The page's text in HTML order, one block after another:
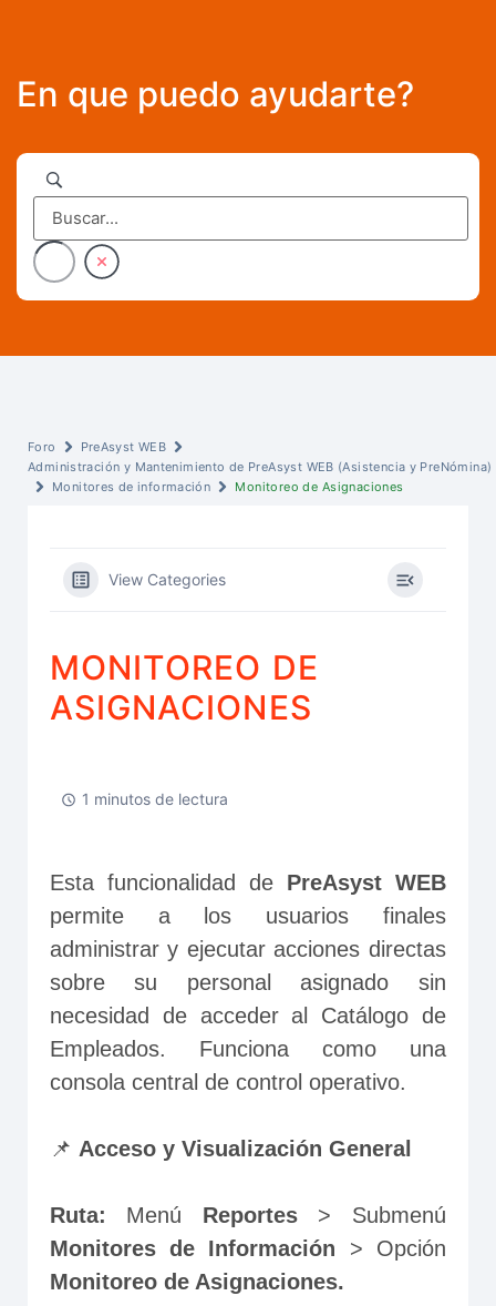
En que puedo ayudarte?
Foro
PreAsyst WEB
Administración y Mantenimiento de PreAsyst WEB (Asistencia y PreNómina)
Monitores de información
Monitoreo de Asignaciones
View Categories
MONITOREO DE
ASIGNACIONES
1 minutos de lectura
Esta funcionalidad de PreAsyst WEB
permite a los usuarios finales
administrar y ejecutar acciones directas
sobre su personal asignado sin
necesidad de acceder al Catálogo de
Empleados. Funciona como una
consola central de control operativo.
📌 Acceso y Visualización General
Ruta: Menú Reportes
Monitores de Información
Monitoreo de Asignaciones.